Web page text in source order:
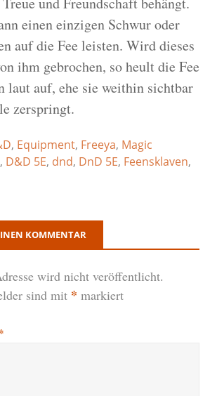
einen einzigen Schwur oder
auf die Fee leisten. Wird dieses
ihm gebrochen, so heult die Fee
laut auf, ehe sie weithin sichtbar
zerspringt.
, Equipment, Freeya, Magic
, D&D 5E, dnd, DnD 5E, Feensklaven,
KOMMENTAR
wird nicht veröffentlicht.
sind mit * markiert
*